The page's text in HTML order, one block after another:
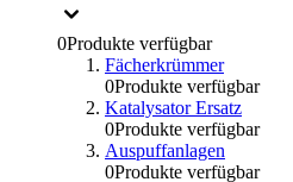
0Produkte verfügbar
Fächerkrümmer
0Produkte verfügbar
Katalysator Ersatz
0Produkte verfügbar
Auspuffanlagen
0Produkte verfügbar